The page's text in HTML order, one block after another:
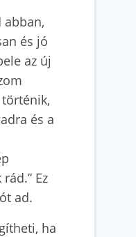
és jó
az új
történik,
és a
Ez
ad.
ha